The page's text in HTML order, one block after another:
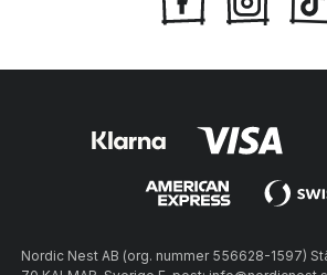
Nordic Nest AB (org. nummer 556628-1597)